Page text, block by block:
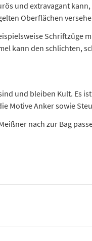
und extravagant
Oberflächen
Schriftzüge
kann den schlichten,
und bleiben Kult. Es
Motive Anker sowie
nach zur Bag